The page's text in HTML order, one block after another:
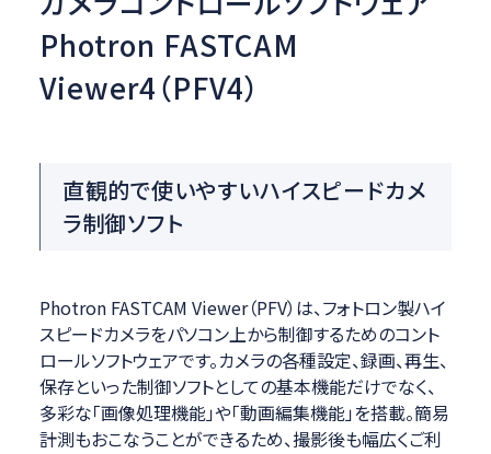
Photron FASTCAM
Viewer4（PFV4）
直観的で使いやすいハイスピードカメ
ラ制御ソフト
Photron FASTCAM Viewer（PFV）は、フォトロン製ハイ
スピードカメラをパソコン上から制御するためのコント
ロールソフトウェアです。カメラの各種設定、録画、再生、
保存といった制御ソフトとしての基本機能だけでなく、
多彩な「画像処理機能」や「動画編集機能」を搭載。簡易
計測もおこなうことができるため、撮影後も幅広くご利